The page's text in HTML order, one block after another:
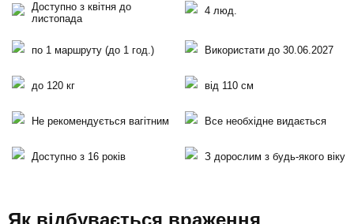
Доступно з квітня до
листопада
4 люд.
по 1 маршруту (до 1 год.) Використати до 30.06.2027
до 120 кг від 110 см
Не рекомендується вагітним Все необхідне видається
Доступно з 16 років З дорослим з будь-якого віку